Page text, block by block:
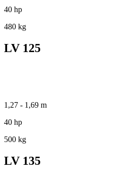
40 hp
480 kg
LV 125
1,27 - 1,69 m
40 hp
500 kg
LV 135